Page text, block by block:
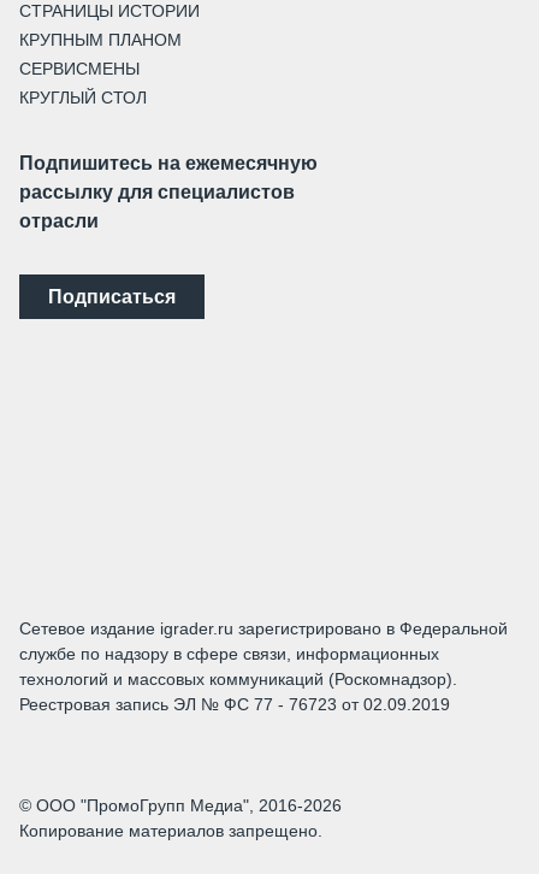
СТРАНИЦЫ ИСТОРИИ
КРУПНЫМ ПЛАНОМ
СЕРВИСМЕНЫ
КРУГЛЫЙ СТОЛ
Подпишитесь на ежемесячную
рассылку для специалистов
отрасли
Подписаться
Сетевое издание igrader.ru зарегистрировано в Федеральной
службе по надзору в сфере связи, информационных
технологий и массовых коммуникаций (Роскомнадзор).
Реестровая запись ЭЛ № ФС 77 - 76723 от 02.09.2019
© ООО "ПромоГрупп Медиа", 2016-2026
Копирование материалов запрещено.